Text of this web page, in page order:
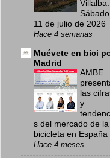
Villalba.
Sábado
11 de julio de 2026
Hace 4 semanas
Muévete en bici
Madrid
AMBE
las
y
s del mercado de la
bicicleta en España
Hace 4 meses